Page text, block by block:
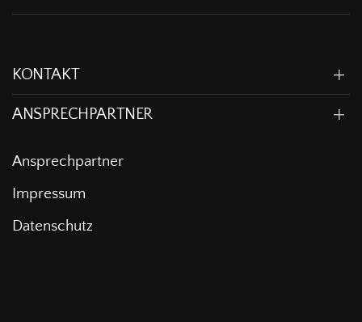
KONTAKT
ANSPRECHPARTNER
Ansprechpartner
Impressum
Datenschutz